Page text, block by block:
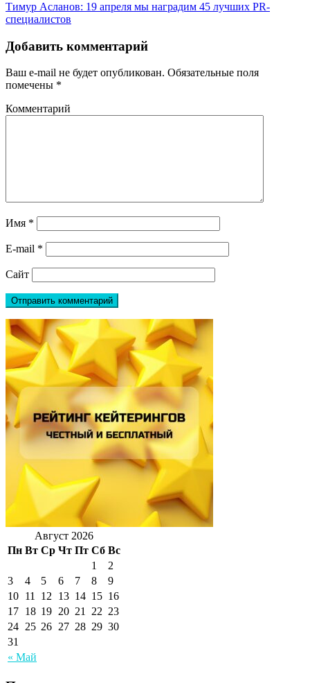
Тимур Асланов: 19 апреля мы наградим 45 лучших PR-
специалистов
Добавить комментарий
Ваш e-mail не будет опубликован. Обязательные поля
помечены *
Комментарий
Имя *
E-mail *
Сайт
Август 2026
Пн Вт Ср Чт Пт Сб Вс
« Май
1
2
3
4 5 6 7 8
9
10 11 12 13 14 15 16
17 18 19 20 21 22 23
24 25 26 27 28 29 30
31